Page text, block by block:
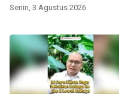
Senin, 3 Agustus 2026